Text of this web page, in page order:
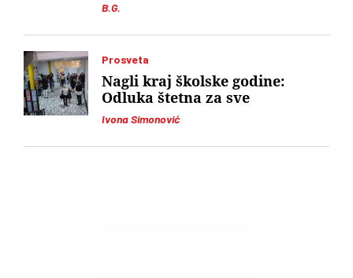
B.G.
Prosveta
Ivona Simonović
Nagli kraj školske godine:
Odluka štetna za sve